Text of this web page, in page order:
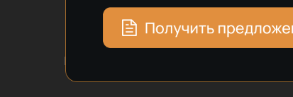
Получить планировки
Получите презентацию, расчёт и